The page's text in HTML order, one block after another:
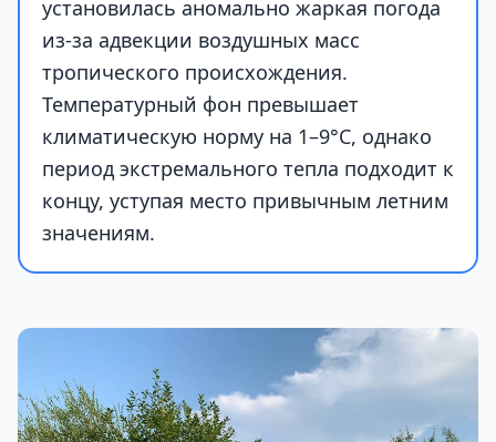
установилась аномально жаркая погода
из-за адвекции воздушных масс
тропического происхождения.
Температурный фон превышает
климатическую норму на 1–9°С, однако
период экстремального тепла подходит к
концу, уступая место привычным летним
значениям.